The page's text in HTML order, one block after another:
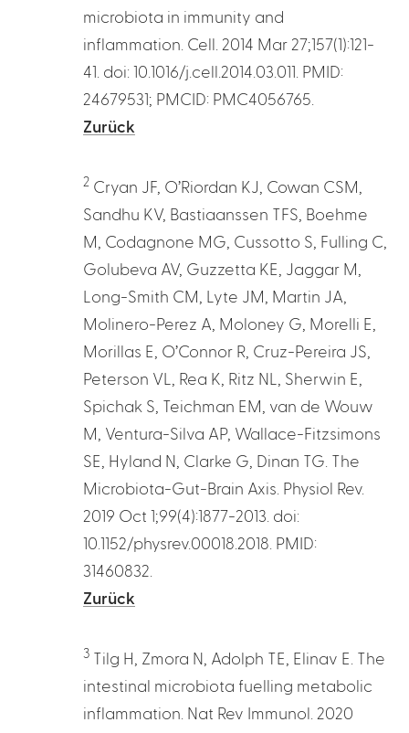
microbiota in immunity and
inflammation. Cell. 2014 Mar 27;157(1):121-
41. doi: 10.1016/j.cell.2014.03.011. PMID:
24679531; PMCID: PMC4056765.
Zurück
2Cryan JF, O’Riordan KJ, Cowan CSM,
Sandhu KV, Bastiaanssen TFS, Boehme
M, Codagnone MG, Cussotto S, Fulling C,
Golubeva AV, Guzzetta KE, Jaggar M,
Long-Smith CM, Lyte JM, Martin JA,
Molinero-Perez A, Moloney G, Morelli E,
Morillas E, O’Connor R, Cruz-Pereira JS,
Peterson VL, Rea K, Ritz NL, Sherwin E,
Spichak S, Teichman EM, van de Wouw
M, Ventura-Silva AP, Wallace-Fitzsimons
SE, Hyland N, Clarke G, Dinan TG. The
Microbiota-Gut-Brain Axis. Physiol Rev.
2019 Oct 1;99(4):1877-2013. doi:
10.1152/physrev.00018.2018. PMID:
31460832.
Zurück
3Tilg H, Zmora N, Adolph TE, Elinav E. The
intestinal microbiota fuelling metabolic
inflammation. Nat Rev Immunol. 2020